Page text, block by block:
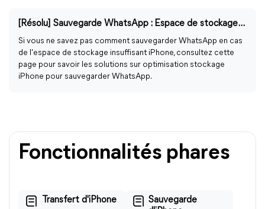
[Résolu] Sauvegarde WhatsApp : Espace de stockage insuffisant iPhone
Si vous ne savez pas comment sauvegarder WhatsApp en cas
de l'espace de stockage insuffisant iPhone, consultez cette
page pour savoir les solutions sur optimisation stockage
iPhone pour sauvegarder WhatsApp.
Fonctionnalités phares
Transfert d'iPhone
Sauvegarde